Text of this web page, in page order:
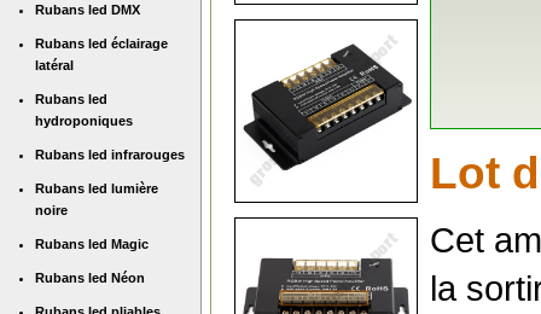
Rubans led DMX
Rubans led éclairage
latéral
Rubans led
hydroponiques
Rubans led infrarouges
Rubans led lumière
noire
Rubans led Magic
Rubans led Néon
Lot
Cet
la